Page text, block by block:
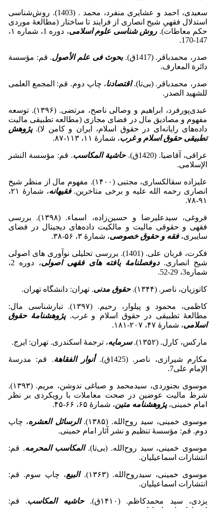
سعیدی، احمد و عشایری منفرد، محمد . (1403). روش‌شناسی
استدلال فقهیِ شیخ انصاری از فرایند تا ساختار (مطالعۀ موردی
حکم معاطات).روش شناسی علوم اسلامی
، دوره 1، شماره ۱،
147-170.
صدر، محمدباقر. (1417ق). بحوث فی علم الأصول. قم: مؤسسة
دائرة المعارف.
صدر، محمدباقر. (بی‌تا).اقتصادنا، چاپ دوم. قم: المجمع العلمی
للشهید الصدر.
عبدی‌پورفرد، ابراهیم و وصالی ناصح، مرتضی. (۱۳۹۶). توسعه
مفهوم و مصادیق مال در فضای مجازی (مطالعه تطبیقی مالیت
داده‌های رایانه‌ای در حقوق اسلام، ایران و کامن لا).پژوهش
تطبیقی حقوق اسلام و غرب، شمارۀ ۱۱، ۱۱۳-۸۷.
عراقی، آقاضیا. (1420ق). حاشیة المکاسب. قم: مؤسسة النشر
الإسلامی.
علیزاده سقالکساری، مجتبی (۱۴۰۰). مفهوم مال از منظر شیخ
انصاری رحمه الله علیه و برخی متاخرین.فقیهانه
، شمارۀ ۲۱،
۹۱-۷۸.
فروغی، سیدعلیرضا و حسین‌زاده، اسماء. (۱۳۹۸). بررسی
فقهی و حقوقی مالیت و مالکیت داده‌های دیجیتال در فضای
سایبری،فقه و حقوق خصوصی، شمارۀ ۳، ۵۶-۳۸.
فکرت، قربان علی. (1401). بررسی تحلیلی نوآوری های اصولی
شیخ انصاری.دوفصلنامۀ یافته های فقهی اصولی
، دوره 2،
شماره3، 29-52.
کاتوزیان، ناصر. (۱۳۴۴). حقوق مدنی. تهران: دانشگاه تهران.
کاظمی، محمود و پیلوار، رحیم. (۱۳۹۷). تبارشناسی مال:
مطالعۀ تطبیقی در حقوق اسلام و غرب.پژوهشنامۀ حقوق
اسلامی، شمارۀ ۴۷، ۲۰۷-۱۸۱.
مارکس، کارل. (۱۳۵۲). سرمایه، ترجمۀ اسکندری. تهران: ایرج.
مکارم شیرازی، ناصر. (1425ق). أنوار الفقاهة. قم: مدرسۀ
الإمام علی7.
موسوی بجنوردی، سیدمحمد و صباغی ندوشن، مریم. (۱۳۹۳).
شرط مالیت عوضین در صحت معاملات با رویکردی بر نظر
امام خمینی،پژوهشنامه متین، شمارۀ ۶۵، ۶۶-۴۵.
موسوی خمینی، سید روح‌الله. (۱۳۸۵). الرسائل العشره، چاپ
دوم. قم: مؤسسۀ تنظیم و نشر آثار امام خمینی.
موسوی خمینی، سید روح‌الله. (بی‌تا).المکاسب المحرمه. قم:
انتشارات اسماعیلیان.
موسوی خمینی، سیدروح‌الله. (۱۳۶۳). البیع، چاپ سوم. قم:
انتشارات اسماعیلیان.
یزدی، سید محمدکاظم. (۱۴۱۰ق). حاشیه المکاسب. قم: